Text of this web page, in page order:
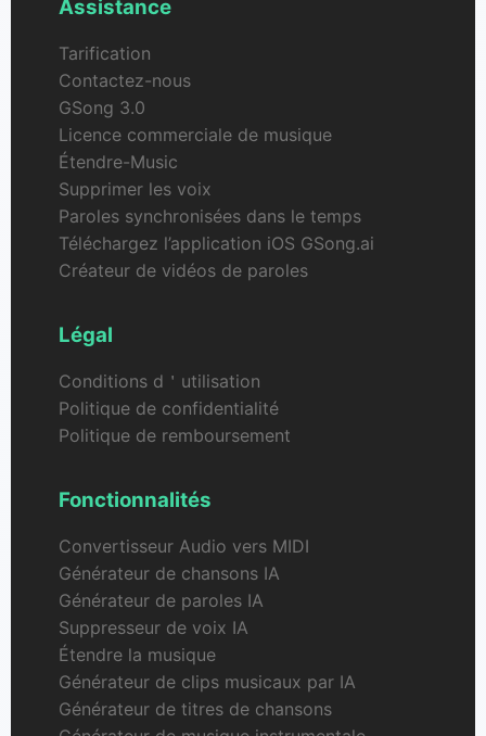
Assistance
Tarification
Contactez-nous
GSong 3.0
Licence commerciale de musique
Étendre-Music
Supprimer les voix
Paroles synchronisées dans le temps
Téléchargez l’application iOS GSong.ai
Créateur de vidéos de paroles
Légal
Conditions d＇utilisation
Politique de confidentialité
Politique de remboursement
Fonctionnalités
Convertisseur Audio vers MIDI
Générateur de chansons IA
Générateur de paroles IA
Suppresseur de voix IA
Étendre la musique
Générateur de clips musicaux par IA
Générateur de titres de chansons